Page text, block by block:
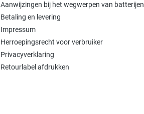
Aanwijzingen bij het wegwerpen van batterijen
Betaling en levering
Impressum
Herroepingsrecht voor verbruiker
Privacyverklaring
Retourlabel afdrukken